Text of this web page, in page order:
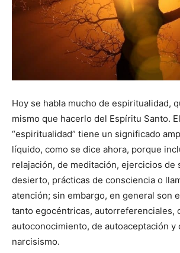
Hoy se habla mucho de espiritualidad,
mismo que hacerlo del Espíritu Santo.
“espiritualidad” tiene un significado
líquido, como se dice ahora, porque
relajación, de meditación, ejercicios de
desierto, prácticas de consciencia o
atención; sin embargo, en general son
tanto egocéntricas, autorreferenciales,
autoconocimiento, de autoaceptación y
narcisismo.